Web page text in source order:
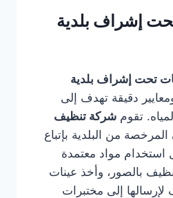
إشراف بلدية
تحت إشراف بلدية
دقيقة تهدف إلى
تقوم شركة تنظيف
المرخصة من البلدية بإتباع
مواد معتمدة
بالصور، وأخذ عينات
لإرسالها إلى مختبرات